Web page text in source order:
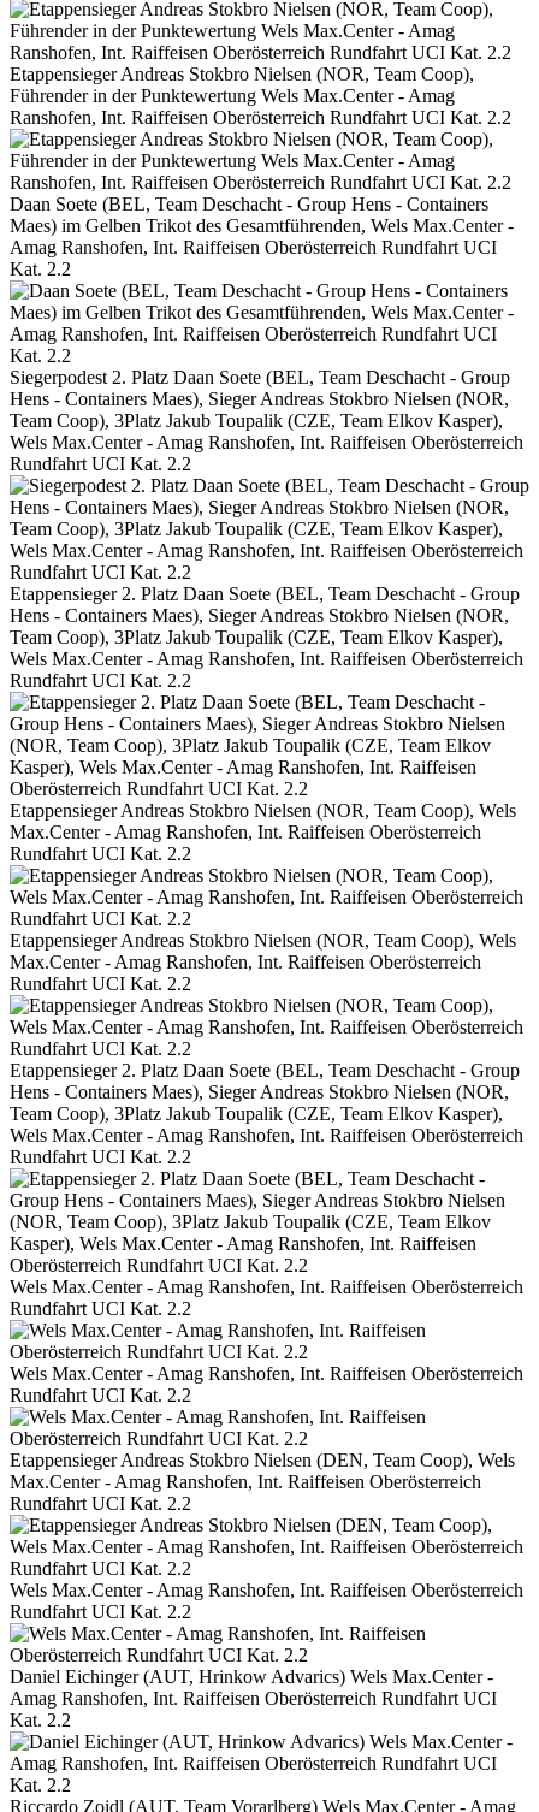
Etappensieger Andreas Stokbro Nielsen (NOR, Team Coop),
Führender in der Punktewertung Wels Max.Center - Amag
Ranshofen, Int. Raiffeisen Oberösterreich Rundfahrt UCI Kat. 2.2
Daan Soete (BEL, Team Deschacht - Group Hens - Containers
Maes) im Gelben Trikot des Gesamtführenden, Wels Max.Center -
Amag Ranshofen, Int. Raiffeisen Oberösterreich Rundfahrt UCI
Kat. 2.2
Siegerpodest 2. Platz Daan Soete (BEL, Team Deschacht - Group
Hens - Containers Maes), Sieger Andreas Stokbro Nielsen (NOR,
Team Coop), 3Platz Jakub Toupalik (CZE, Team Elkov Kasper),
Wels Max.Center - Amag Ranshofen, Int. Raiffeisen Oberösterreich
Rundfahrt UCI Kat. 2.2
Etappensieger 2. Platz Daan Soete (BEL, Team Deschacht - Group
Hens - Containers Maes), Sieger Andreas Stokbro Nielsen (NOR,
Team Coop), 3Platz Jakub Toupalik (CZE, Team Elkov Kasper),
Wels Max.Center - Amag Ranshofen, Int. Raiffeisen Oberösterreich
Rundfahrt UCI Kat. 2.2
Etappensieger Andreas Stokbro Nielsen (NOR, Team Coop), Wels
Max.Center - Amag Ranshofen, Int. Raiffeisen Oberösterreich
Rundfahrt UCI Kat. 2.2
Etappensieger Andreas Stokbro Nielsen (NOR, Team Coop), Wels
Max.Center - Amag Ranshofen, Int. Raiffeisen Oberösterreich
Rundfahrt UCI Kat. 2.2
Etappensieger 2. Platz Daan Soete (BEL, Team Deschacht - Group
Hens - Containers Maes), Sieger Andreas Stokbro Nielsen (NOR,
Team Coop), 3Platz Jakub Toupalik (CZE, Team Elkov Kasper),
Wels Max.Center - Amag Ranshofen, Int. Raiffeisen Oberösterreich
Rundfahrt UCI Kat. 2.2
Wels Max.Center - Amag Ranshofen, Int. Raiffeisen Oberösterreich
Rundfahrt UCI Kat. 2.2
Wels Max.Center - Amag Ranshofen, Int. Raiffeisen Oberösterreich
Rundfahrt UCI Kat. 2.2
Etappensieger Andreas Stokbro Nielsen (DEN, Team Coop), Wels
Max.Center - Amag Ranshofen, Int. Raiffeisen Oberösterreich
Rundfahrt UCI Kat. 2.2
Wels Max.Center - Amag Ranshofen, Int. Raiffeisen Oberösterreich
Rundfahrt UCI Kat. 2.2
Daniel Eichinger (AUT, Hrinkow Advarics) Wels Max.Center -
Amag Ranshofen, Int. Raiffeisen Oberösterreich Rundfahrt UCI
Kat. 2.2
Riccardo Zoidl (AUT, Team Vorarlberg) Wels Max.Center - Amag